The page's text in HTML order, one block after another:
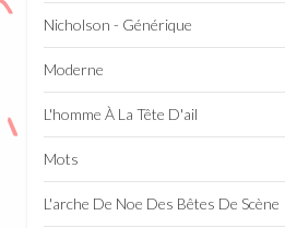
Nicholson - Générique
Moderne
L'homme À La Tête D'ail
Mots
L'arche De Noe Des Bêtes De Scène